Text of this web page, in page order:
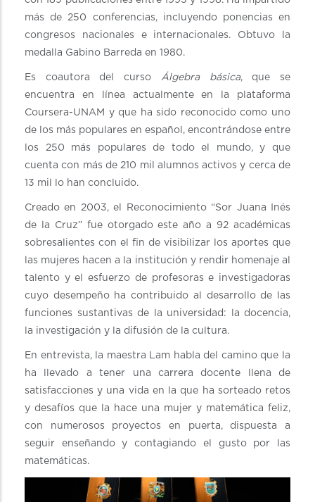
más de 250 conferencias, incluyendo ponencias en
congresos nacionales e internacionales. Obtuvo la
medalla Gabino Barreda en 1980.
Es coautora del curso Álgebra básica, que se
encuentra en línea actualmente en la plataforma
Coursera-UNAM y que ha sido reconocido como uno
de los más populares en español, encontrándose entre
los 250 más populares de todo el mundo, y que
cuenta con más de 210 mil alumnos activos y cerca de
13 mil lo han concluido.
Creado en 2003, el Reconocimiento “Sor Juana Inés
de la Cruz” fue otorgado este año a 92 académicas
sobresalientes con el fin de visibilizar los aportes que
las mujeres hacen a la institución y rendir homenaje al
talento y el esfuerzo de profesoras e investigadoras
cuyo desempeño ha contribuido al desarrollo de las
funciones sustantivas de la universidad: la docencia,
la investigación y la difusión de la cultura.
En entrevista, la maestra Lam habla del camino que la
ha llevado a tener una carrera docente llena de
satisfacciones y una vida en la que ha sorteado retos
y desafíos que la hace una mujer y matemática feliz,
con numerosos proyectos en puerta, dispuesta a
seguir enseñando y contagiando el gusto por las
matemáticas.